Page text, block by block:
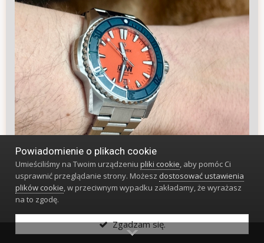
Powiadomienie o plikach cookie
Umieściliśmy na Twoim urządzeniupliki cookie, aby pomóc Ci
usprawnić przeglądanie strony. Możesz dostosować ustawienia
plików cookie, w przeciwnym wypadku zakładamy, że wyrażasz
na to zgodę.
Zgadzam się.